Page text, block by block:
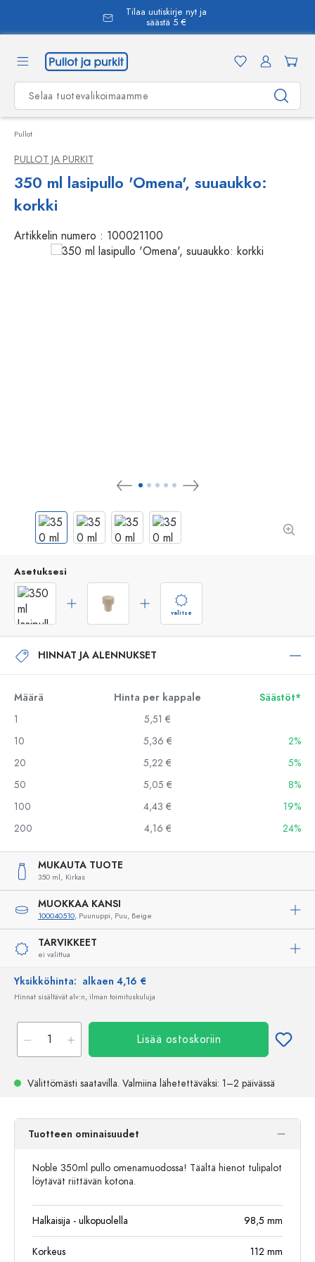
Tilaa uutiskirje nyt ja
säästä 5 €
Pullot
PULLOT JA PURKIT
350 ml lasipullo 'Omena', suuaukko:
korkki
Artikkelin numero : 100021100
Asetuksesi
valitse
HINNAT JA ALENNUKSET
Määrä Hinta per kappale
Säästöt*
1
5,51 €
10
5,36 €
2%
20
5,22 €
5%
50
5,05 €
8%
100
4,43 €
19%
200
4,16 € 24%
MUKAUTA TUOTE
350 ml, Kirkas
MUOKKAA KANSI
100040510, Puunuppi, Puu, Beige
TARVIKKEET
ei valittua
Yksikköhinta: alkaen 4,16 €
Hinnat sisältävät alv:n, ilman toimituskuluja
Lisää ostoskoriin
Välittömästi saatavilla. Valmiina lähetettäväksi: 1–2 päivässä
Tuotteen ominaisuudet
Noble 350ml pullo omenamuodossa! Täältä hienot tulipalot
löytävät riittävän kotona.
Halkaisija - ulkopuolella 98,5 mm
Korkeus 112 mm